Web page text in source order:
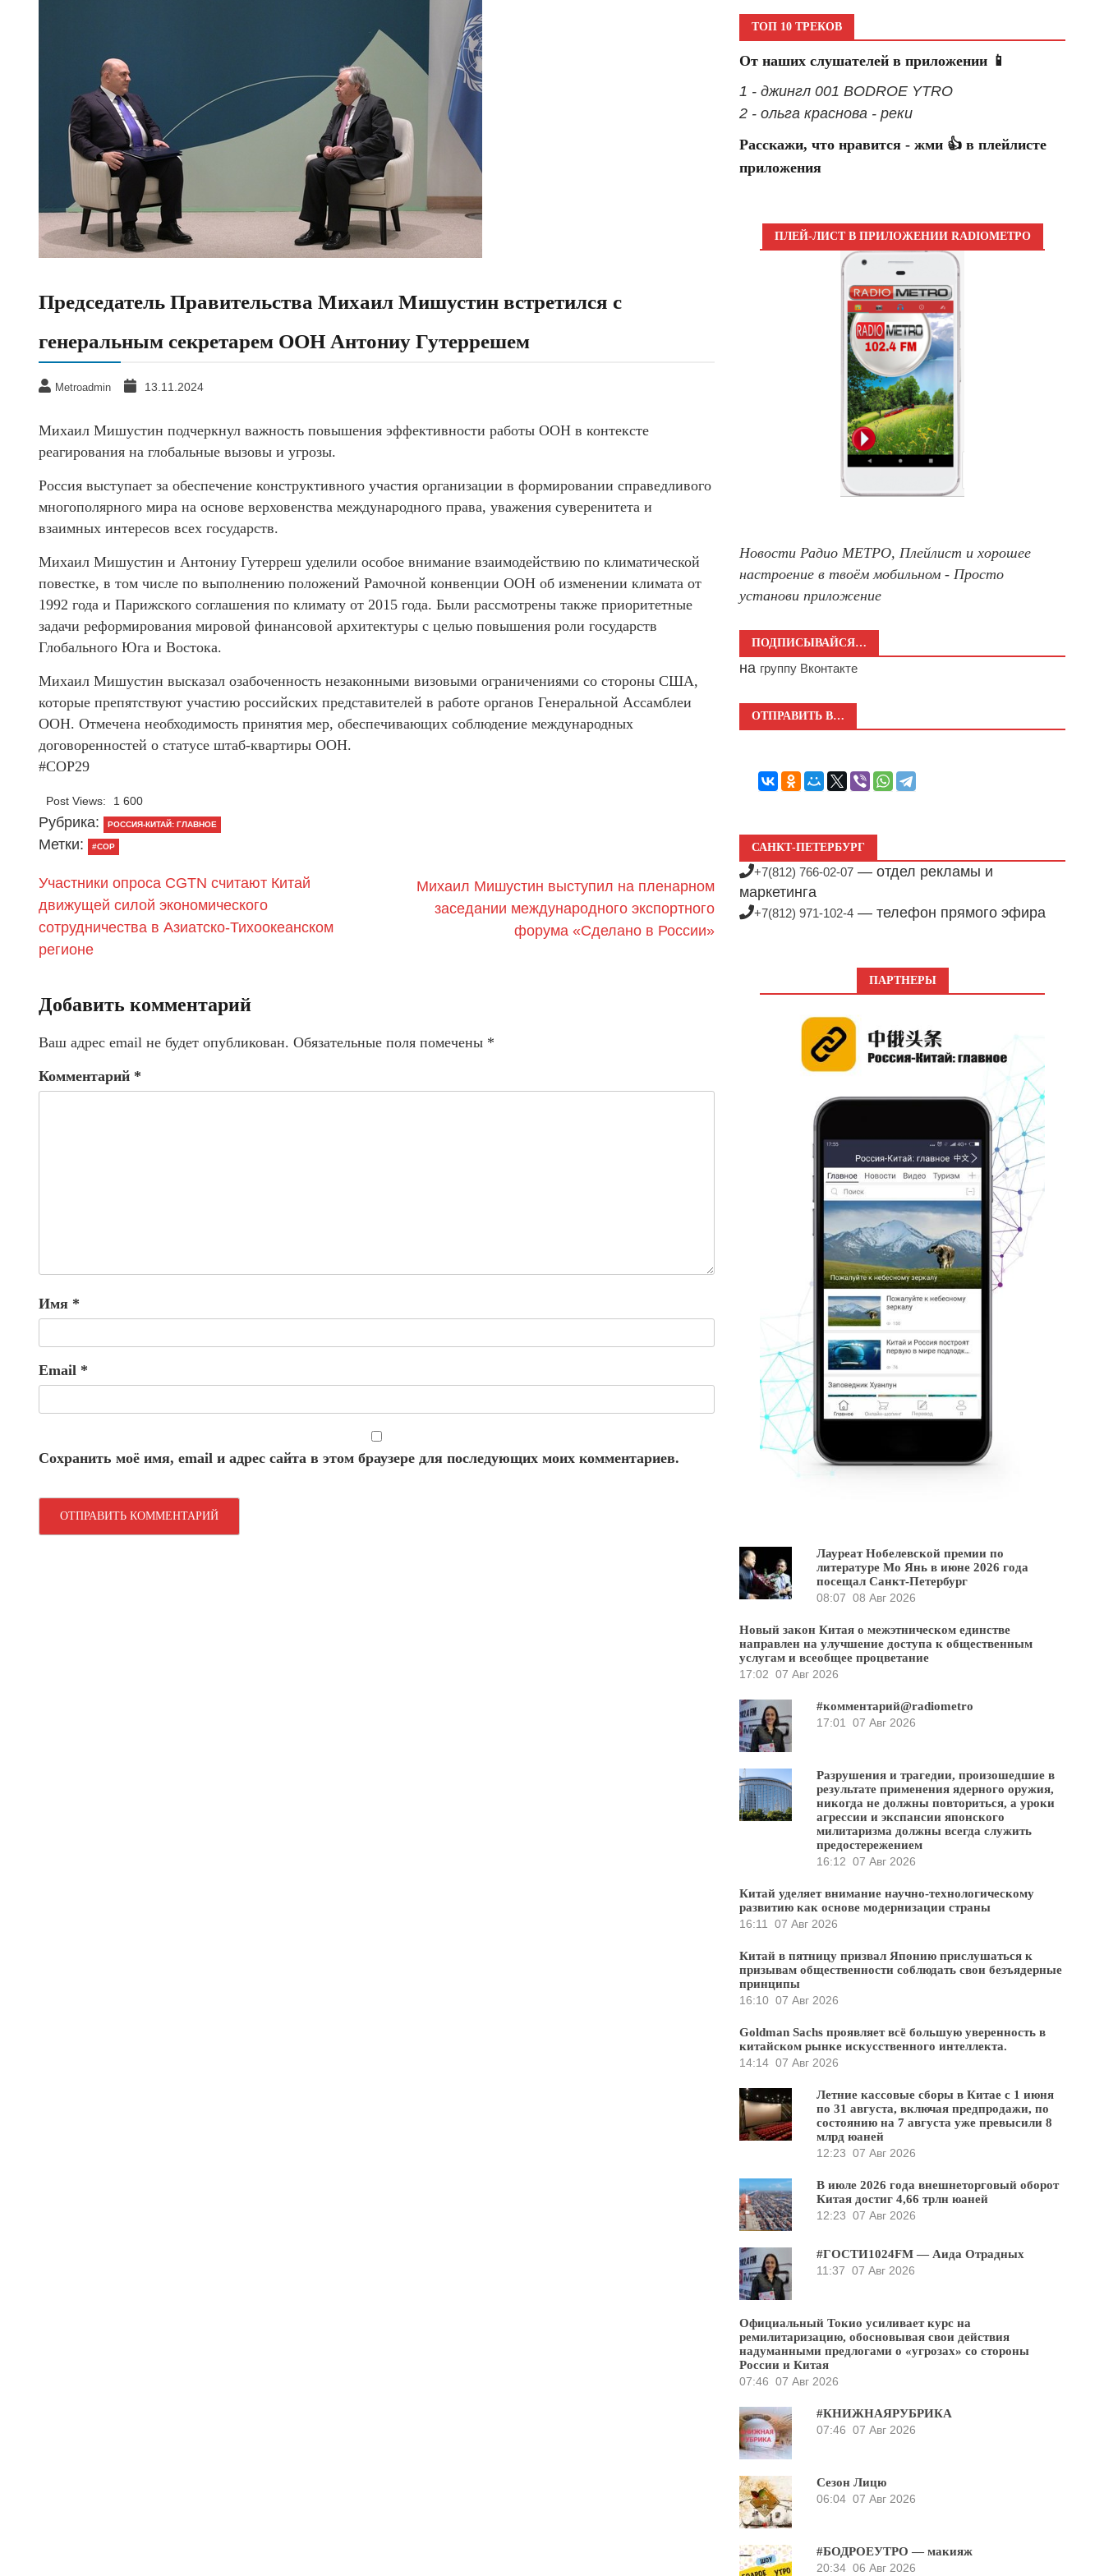
Председатель Правительства Михаил Мишустин встретился с
генеральным секретарем ООН Антониу Гутеррешем
Metroadmin 13.11.2024
Михаил Мишустин подчеркнул важность повышения эффективности работы ООН в контексте
реагирования на глобальные вызовы и угрозы.
Россия выступает за обеспечение конструктивного участия организации в формировании справедливого
многополярного мира на основе верховенства международного права, уважения суверенитета и
взаимных интересов всех государств.
Михаил Мишустин и Антониу Гутерреш уделили особое внимание взаимодействию по климатической
повестке, в том числе по выполнению положений Рамочной конвенции ООН об изменении климата от
1992 года и Парижского соглашения по климату от 2015 года. Были рассмотрены также приоритетные
задачи реформирования мировой финансовой архитектуры с целью повышения роли государств
Глобального Юга и Востока.
Михаил Мишустин высказал озабоченность незаконными визовыми ограничениями со стороны США,
которые препятствуют участию российских представителей в работе органов Генеральной Ассамблеи
ООН. Отмечена необходимость принятия мер, обеспечивающих соблюдение международных
договоренностей о статусе штаб-квартиры ООН.
#COP29
Post Views: 1 600
Рубрика: РОССИЯ-КИТАЙ: ГЛАВНОЕ
Метки: #COP
Участники опроса CGTN считают Китай
движущей силой экономического
сотрудничества в Азиатско-Тихоокеанском
регионе
Михаил Мишустин выступил на пленарном
заседании международного экспортного
форума «Сделано в России»
Добавить комментарий
Ваш адрес email не будет опубликован. Обязательные поля помечены *
Комментарий *
Имя *
Email *
Сохранить моё имя, email и адрес сайта в этом браузере для последующих моих комментариев.
ТОП 10 ТРЕКОВ
От наших слушателей в приложении 📱
1 - джингл 001 BODROE YTRO
2 - ольга краснова - реки
Расскажи, что нравится - жми 👍 в плейлисте
приложения
ПЛЕЙ-ЛИСТ В ПРИЛОЖЕНИИ RADIOМЕТРО
Новости Радио МЕТРО, Плейлист и хорошее
настроение в твоём мобильном - Просто
установи приложение
ПОДПИСЫВАЙСЯ…
на группу Вконтакте
ОТПРАВИТЬ В…
САНКТ-ПЕТЕРБУРГ
+7(812) 766-02-07 — отдел рекламы и
маркетинга
+7(812) 971-102-4 — телефон прямого эфира
ПАРТНЕРЫ
Лауреат Нобелевской премии по
литературе Мо Янь в июне 2026 года
посещал Санкт-Петербург
08:07 08 Авг 2026
Новый закон Китая о межэтническом единстве
направлен на улучшение доступа к общественным
услугам и всеобщее процветание
17:02 07 Авг 2026
#комментарий@radiometro
17:01
07 Авг 2026
Разрушения и трагедии, произошедшие в
результате применения ядерного оружия,
никогда не должны повториться, а уроки
агрессии и экспансии японского
милитаризма должны всегда служить
предостережением
16:12 07 Авг 2026
Китай уделяет внимание научно-технологическому
развитию как основе модернизации страны
16:11
07 Авг 2026
Китай в пятницу призвал Японию прислушаться к
призывам общественности соблюдать свои безъядерные
принципы
16:10 07 Авг 2026
Goldman Sachs проявляет всё большую уверенность в
китайском рынке искусственного интеллекта.
14:14 07 Авг 2026
Летние кассовые сборы в Китае с 1 июня
по 31 августа, включая предпродажи, по
состоянию на 7 августа уже превысили 8
млрд юаней
12:23 07 Авг 2026
В июле 2026 года внешнеторговый оборот
Китая достиг 4,66 трлн юаней
12:23 07 Авг 2026
#ГОСТИ1024FM — Аида Отрадных
11:37 07 Авг 2026
Официальный Токио усиливает курс на
ремилитаризацию, обосновывая свои действия
надуманными предлогами о «угрозах» со стороны
России и Китая
07:46 07 Авг 2026
#КНИЖНАЯРУБРИКА
07:46 07 Авг 2026
Сезон Лицю
06:04 07 Авг 2026
#БОДРОЕУТРО — макияж
20:34 06 Авг 2026